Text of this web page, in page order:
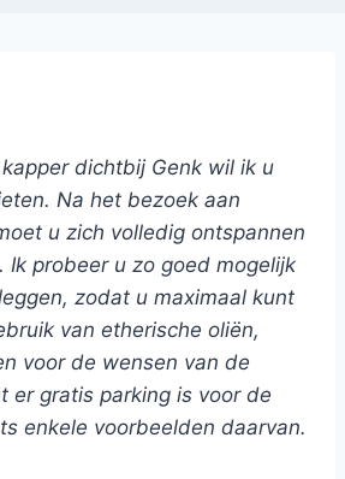
dichtbij Genk wil ik u
Na het bezoek aan
u zich volledig ontspannen
Ik probeer u zo goed mogelijk
zodat u maximaal kunt
van etherische oliën,
voor de wensen van de
er gratis parking is voor de
enkele voorbeelden daarvan.